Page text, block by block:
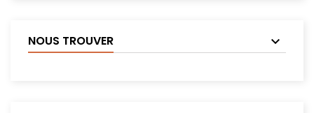
NOUS TROUVER